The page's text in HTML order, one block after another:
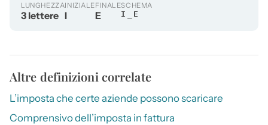
LUNGHEZZA
3 lettere
INIZIALE
I
FINALE
E
SCHEMA
I_E
Altre definizioni correlate
L’imposta che certe aziende possono scaricare
Comprensivo dell’imposta in fattura